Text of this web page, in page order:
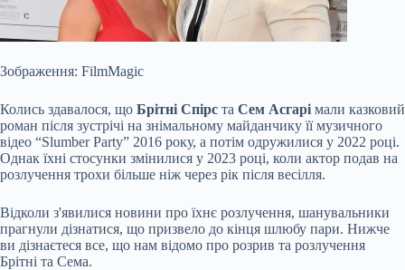
Зображення: FilmMagic
Колись здавалося, що Брітні Спірс та Сем Асгарі мали казковий
роман після зустрічі на знімальному майданчику її музичного
відео “Slumber Party” 2016 року, а потім одружилися у 2022 році.
Однак їхні стосунки змінилися у 2023 році, коли актор подав на
розлучення трохи більше ніж через рік після весілля.
Відколи з'явилися новини про їхнє розлучення, шанувальники
прагнули дізнатися, що призвело до кінця шлюбу пари. Нижче
ви дізнаєтеся все, що нам відомо про розрив та розлучення
Брітні та Сема.